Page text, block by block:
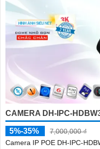
CAMERA DH-IPC-
5%-35%
7,000,000 ₫
Camera IP POE DH-IPC-